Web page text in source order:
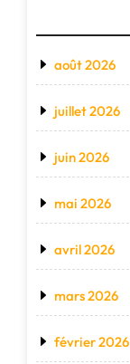
août 2026
juillet 2026
juin 2026
mai 2026
avril 2026
mars 2026
février 2026